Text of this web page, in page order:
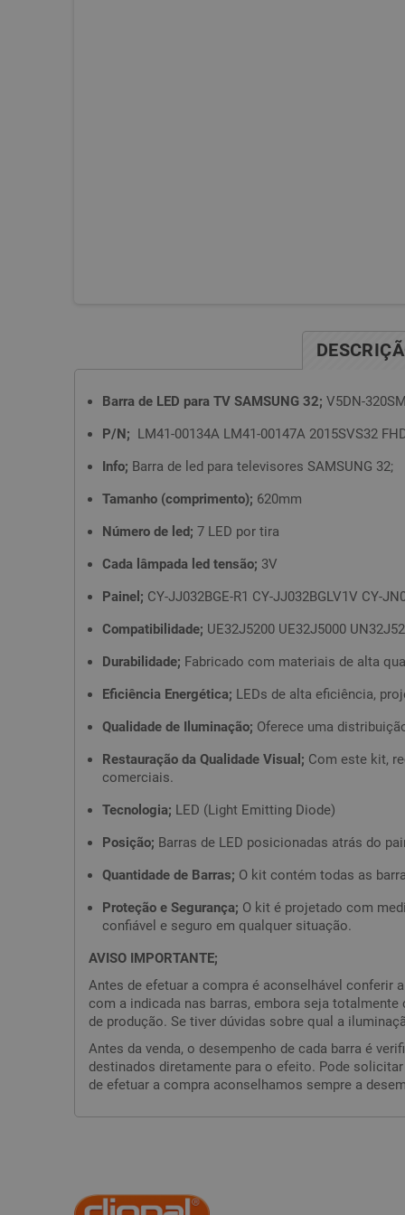
Barra de LED para TV SAMSUNG 32; V5DN-
P/N; LM41-00134A LM41-00147A 2015SVS32
Info; Barra de led para televisores SAMSUNG 32;
Tamanho (comprimento); 620mm
Número de led; 7 LED por tira
Cada lâmpada led tensão; 3V
Painel; CY-JJ032BGE-R1 CY-JJ032BGLV1V CY-
Compatibilidade; UE32J5200 UE32J5000
Durabilidade; Fabricado com materiais de alta
Eficiência Energética; LEDs de alta eficiência,
Qualidade de Iluminação; Oferece uma
Restauração da Qualidade Visual; Com este kit,
comerciais.
Tecnologia; LED (Light Emitting Diode)
Posição; Barras de LED posicionadas atrás do
Quantidade de Barras; O kit contém todas as
Proteção e Segurança; O kit é projetado com
confiável e seguro em qualquer situação.
AVISO IMPORTANTE;
Antes de efetuar a compra é aconselhável conferir
com a indicada nas barras, embora seja
de produção. Se tiver dúvidas sobre qual a
Antes da venda, o desempenho de cada barra é
destinados diretamente para o efeito. Pode
de efetuar a compra aconselhamos sempre a